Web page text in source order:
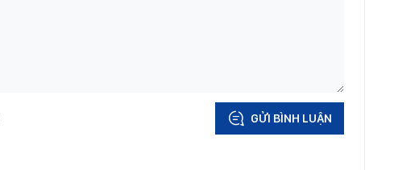
GỬI BÌNH LUẬN